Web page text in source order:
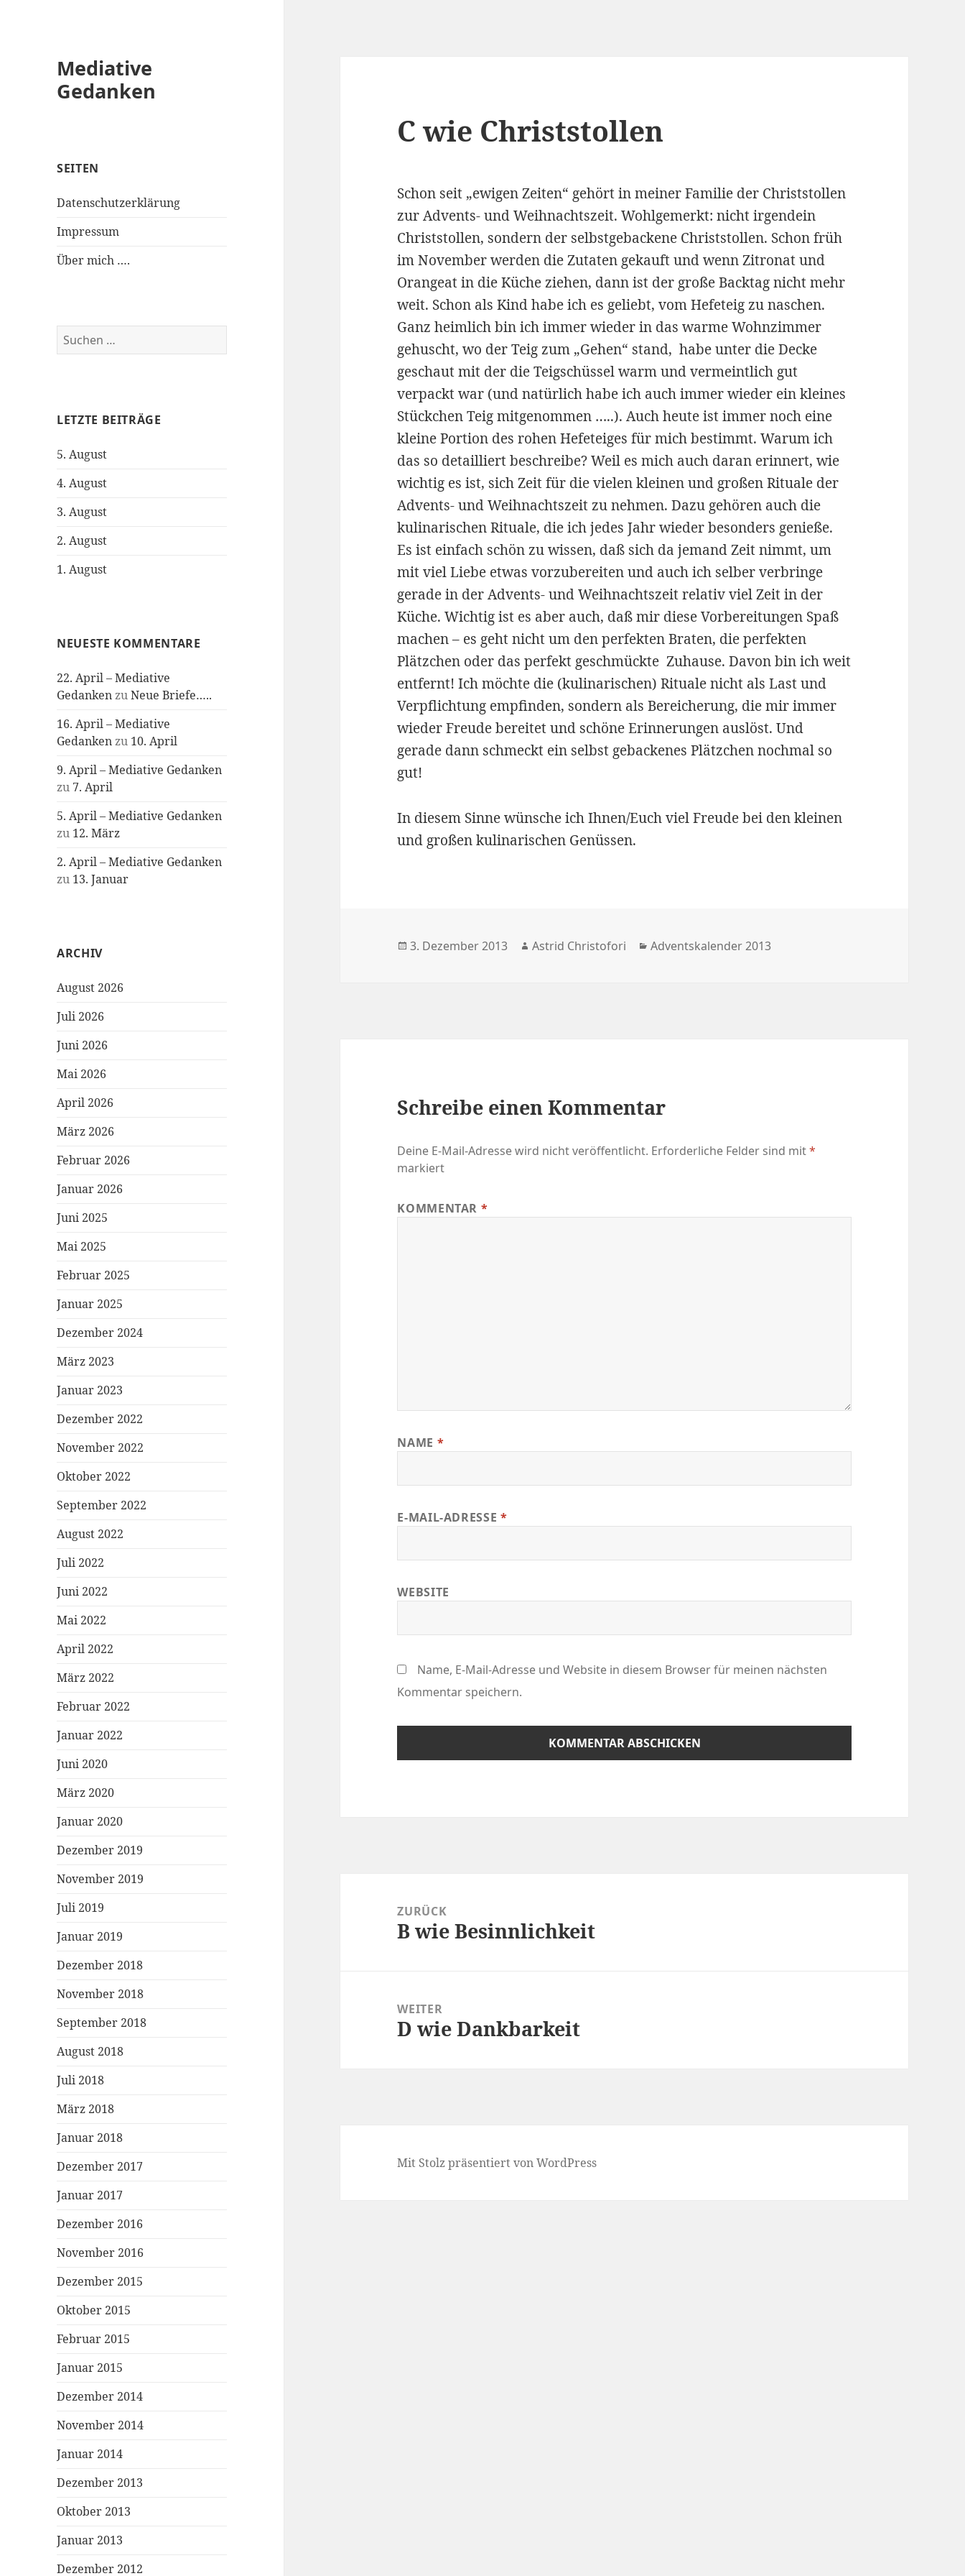
Mediative
Gedanken
SEITEN
Datenschutzerklärung
Impressum
Über mich ….
u
n
a
h
:
LETZTE BEITRÄGE
5. August
4. August
3. August
2. August
1. August
NEUESTE KOMMENTARE
22. April – Mediative
GedankenzuNeue Briefe…..
16. April – Mediative
Gedankenzu 10. April
9. April – Mediative Gedanken
zu 7. April
5. April – Mediative Gedanken
zu 12. März
2. April – Mediative Gedanken
zu 13. Januar
ARCHIV
August 2026
Juli 2026
Juni 2026
Mai 2026
April 2026
März 2026
Februar 2026
Januar 2026
Juni 2025
Mai 2025
Februar 2025
Januar 2025
Dezember 2024
März 2023
Januar 2023
Dezember 2022
November 2022
Oktober 2022
September 2022
August 2022
Juli 2022
Juni 2022
Mai 2022
April 2022
März 2022
Februar 2022
Januar 2022
Juni 2020
März 2020
Januar 2020
Dezember 2019
November 2019
Juli 2019
Januar 2019
Dezember 2018
November 2018
September 2018
August 2018
Juli 2018
März 2018
Januar 2018
Dezember 2017
Januar 2017
Dezember 2016
November 2016
Dezember 2015
Oktober 2015
Februar 2015
Januar 2015
Dezember 2014
November 2014
Januar 2014
Dezember 2013
Oktober 2013
Januar 2013
Dezember 2012
C wie Christstollen
Schon seit „ewigen Zeiten“ gehört in meiner Familie der Christstollen
zur Advents- und Weihnachtszeit. Wohlgemerkt: nicht irgendein
Christstollen, sondern der selbstgebackene Christstollen. Schon früh
im November werden die Zutaten gekauft und wenn Zitronat und
Orangeat in die Küche ziehen, dann ist der große Backtag nicht mehr
weit. Schon als Kind habe ich es geliebt, vom Hefeteig zu naschen.
Ganz heimlich bin ich immer wieder in das warme Wohnzimmer
gehuscht, wo der Teig zum „Gehen“ stand, habe unter die Decke
geschaut mit der die Teigschüssel warm und vermeintlich gut
verpackt war (und natürlich habe ich auch immer wieder ein kleines
Stückchen Teig mitgenommen …..). Auch heute ist immer noch eine
kleine Portion des rohen Hefeteiges für mich bestimmt. Warum ich
das so detailliert beschreibe? Weil es mich auch daran erinnert, wie
wichtig es ist, sich Zeit für die vielen kleinen und großen Rituale der
Advents- und Weihnachtszeit zu nehmen. Dazu gehören auch die
kulinarischen Rituale, die ich jedes Jahr wieder besonders genieße.
Es ist einfach schön zu wissen, daß sich da jemand Zeit nimmt, um
mit viel Liebe etwas vorzubereiten und auch ich selber verbringe
gerade in der Advents- und Weihnachtszeit relativ viel Zeit in der
Küche. Wichtig ist es aber auch, daß mir diese Vorbereitungen Spaß
machen – es geht nicht um den perfekten Braten, die perfekten
Plätzchen oder das perfekt geschmückte Zuhause. Davon bin ich weit
entfernt! Ich möchte die (kulinarischen) Rituale nicht als Last und
Verpflichtung empfinden, sondern als Bereicherung, die mir immer
wieder Freude bereitet und schöne Erinnerungen auslöst. Und
gerade dann schmeckt ein selbst gebackenes Plätzchen nochmal so
gut!
In diesem Sinne wünsche ich Ihnen/Euch viel Freude bei den kleinen
und großen kulinarischen Genüssen.
Veröffentlicht
3. Dezember 2013 Autor
Astrid Christofori Kategorien
Adventskalender 2013
Schreibe einen Kommentar
Deine E-Mail-Adresse wird nicht veröffentlicht. Erforderliche Felder sind mit*
markiert
KOMMENTAR *
NAME *
E-MAIL-ADRESSE *
WEBSITE
Name, E-Mail-Adresse und Website in diesem Browser für meinen nächsten
Kommentar speichern.
ZURÜCK
Vorheriger
B wie Besinnlichkeit
WEITER
Nächster
D wie Dankbarkeit
Mit Stolz präsentiert von WordPress